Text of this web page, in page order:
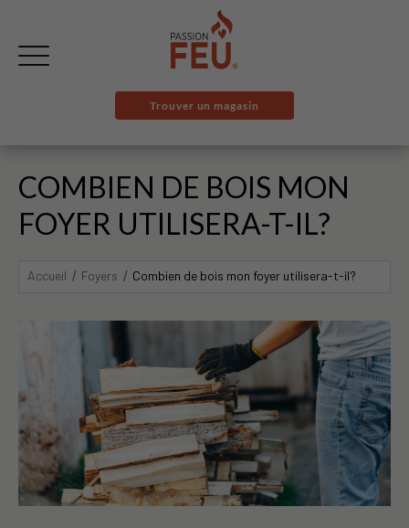
Trouver un magasin
COMBIEN DE BOIS MON
FOYER UTILISERA-T-IL?
Accueil Foyers Combien de bois mon foyer utilisera-t-il?